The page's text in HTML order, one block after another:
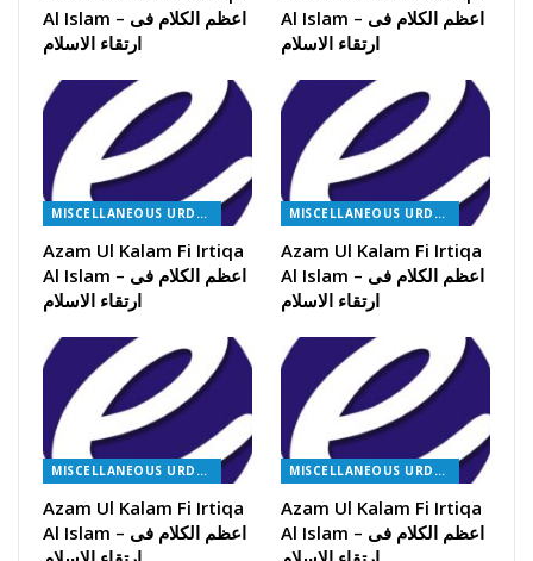
Al Islam – اعظم الکلام فی
ارتقاء الاسلام
Al Islam – اعظم الکلام فی
ارتقاء الاسلام
MISCELLANEOUS URDU BOOKS
Azam Ul Kalam Fi Irtiqa
Al Islam – اعظم الکلام فی
ارتقاء الاسلام
MISCELLANEOUS URDU BOOKS
Azam Ul Kalam Fi Irtiqa
Al Islam – اعظم الکلام فی
ارتقاء الاسلام
MISCELLANEOUS URDU BOOKS
Azam Ul Kalam Fi Irtiqa
Al Islam – اعظم الکلام فی
MISCELLANEOUS URDU BOOKS
Azam Ul Kalam Fi Irtiqa
Al Islam – اعظم الکلام فی